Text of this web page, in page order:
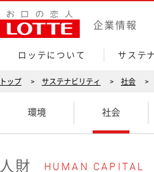
企業情報
ロッテについて サステ
トップ サステナビリティ 社会
環境 社会
人財 HUMAN CAPITAL